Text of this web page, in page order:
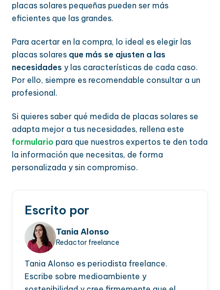
placas solares pequeñas pueden ser más
eficientes que las grandes.
Para acertar en la compra, lo ideal es elegir las
placas solares que más se ajusten a las
necesidades y las características de cada caso.
Por ello, siempre es recomendable consultar a un
profesional.
Si quieres saber qué medida de placas solares se
adapta mejor a tus necesidades, rellena este
formulario para que nuestros expertos te den toda
la información que necesitas, de forma
personalizada y sin compromiso.
Escrito por
Tania Alonso
Redactor freelance
Tania Alonso es periodista freelance.
Escribe sobre medioambiente y